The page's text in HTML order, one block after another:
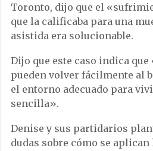
Toronto, dijo que el
que la calificaba para una
asistida era solucionable.
Dijo que este caso indica
pueden volver fácilmente al
el entorno adecuado para
sencilla».
Denise y sus partidarios
dudas sobre cómo se